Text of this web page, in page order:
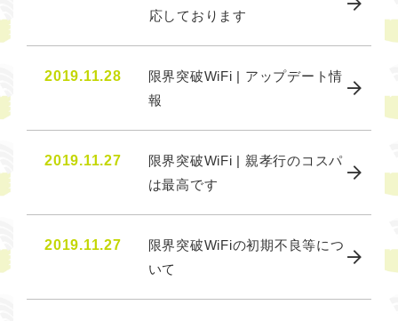
応しております
2019.11.28
限界突破WiFi | アップデート情
報
2019.11.27
限界突破WiFi | 親孝行のコスパ
は最高です
2019.11.27
限界突破WiFiの初期不良等につ
いて